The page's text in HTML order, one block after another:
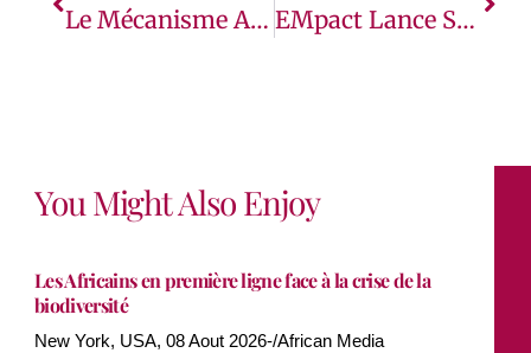
Le Mécanisme Africain De Financement Du Développement Des Engrais Reçoit 7,3 Millions De Dollars Pour Stimuler La Productivité Agricole Et Les Revenus Des Petits Exploitants Agricoles EMpact Lance Son Studio D’investissement En Côte D’Ivoire, Annonçant Une Nouvelle Approche De L’investissement À Impact En Afrique De L’Ouest
You Might Also Enjoy
Les Africains en première ligne face à la crise de la
biodiversité
New York, USA, 08 Aout 2026-/African Media